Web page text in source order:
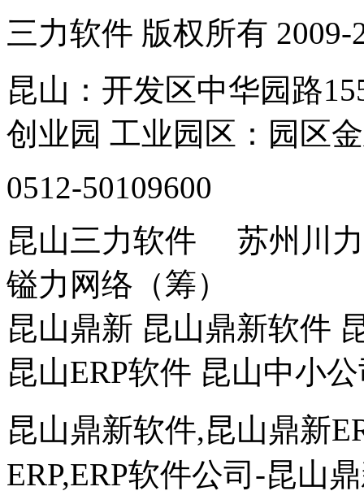
三力软件 版权所有 2009-
昆山：开发区中华园路
创业园 工业园区：园区
0512-50109600
昆山三力软件 苏州川
镒力网络（筹）
昆山鼎新 昆山鼎新软件
昆山ERP软件 昆山中小
昆山鼎新软件,昆山鼎新
ERP,ERP软件公司 -昆山